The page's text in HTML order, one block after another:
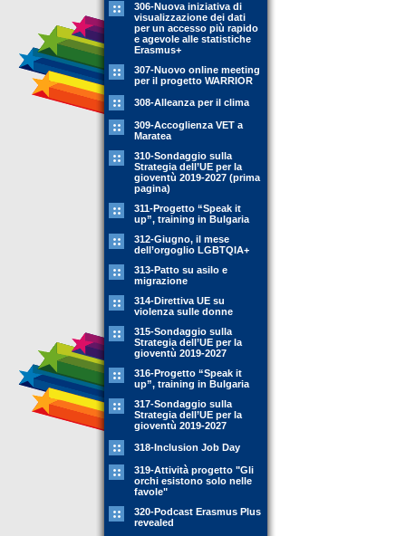
306-Nuova iniziativa di
visualizzazione dei dati
per un accesso più rapido
e agevole alle statistiche
Erasmus+
307-Nuovo online meeting
per il progetto WARRIOR
308-Alleanza per il clima
309-Accoglienza VET a
Maratea
310-Sondaggio sulla
Strategia dell’UE per la
gioventù 2019-2027 (prima
pagina)
311-Progetto “Speak it
up”, training in Bulgaria
312-Giugno, il mese
dell’orgoglio LGBTQIA+
313-Patto su asilo e
migrazione
314-Direttiva UE su
violenza sulle donne
315-Sondaggio sulla
Strategia dell’UE per la
gioventù 2019-2027
316-Progetto “Speak it
up”, training in Bulgaria
317-Sondaggio sulla
Strategia dell’UE per la
gioventù 2019-2027
318-Inclusion Job Day
319-Attività progetto "Gli
orchi esistono solo nelle
favole"
320-Podcast Erasmus Plus
revealed